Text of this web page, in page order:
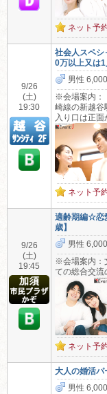
ネット予
9/26
(土)
19:30
社会人スペ
0万以上又は
男性
※会場案内：
崎線の新越谷
入り口は正
ネット予
9/26
(土)
19:45
適齢期編☆恋
歳】
男性
※会場案内：
ての総合交流
ネット予
大人の婚活パ
男性